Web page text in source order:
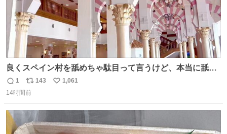
良くスペイン村を舐めちゃ駄目って言うけど、本当に舐め
ちゃ行けないのはスペィン村ホテル🏛🏨 だってロビーから
中庭抜けるだけでこの有様🤩 ディズニーホテル泊まってる
ニャは益々素晴らしい場所になってる
返
信
1
リ
ポ
ト
数
143
い
1,061
14時間前